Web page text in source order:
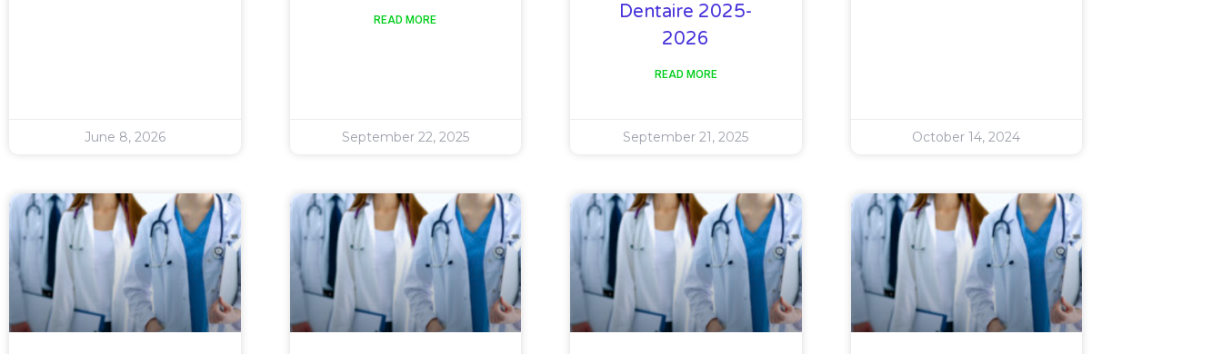
June 8, 2026
READ MORE
September 22, 2025
Dentaire 2025-
2026
READ MORE
September 21, 2025 October 14, 2024